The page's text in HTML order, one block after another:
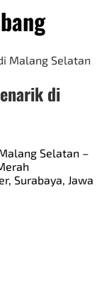
di
Selatan –
Surabaya, Jawa